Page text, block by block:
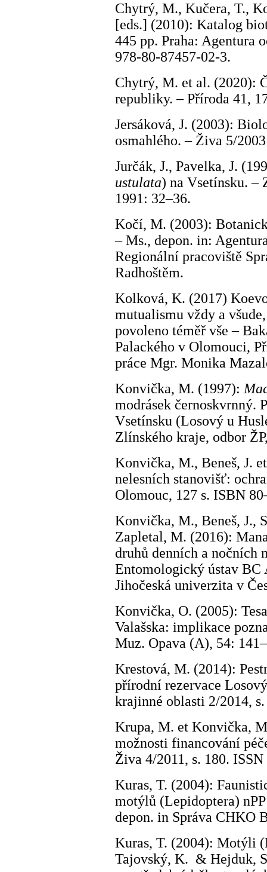
Chytrý, M., Kučera, T.,
[eds.] (2010): Katalog
445 pp. Praha: Agentura
978-80-87457-02-3.
Chytrý, M. et al. (2020):
republiky. – Příroda 41,
Jersáková, J. (2003):
osmahlého. – Živa 5/
Jurčák, J., Pavelka, J.
ustulata) na Vsetínsku. –
1991: 32–36.
Kočí, M. (2003):
– Ms., depon. in:
Regionální pracoviště
Radhoštěm.
Kolková, K. (2017)
mutualismu vždy a
povoleno téměř vše –
Palackého v Olomouci,
práce Mgr. Monika
Konvička, M. (1997):
modrásek černoskvrnný.
Vsetínsku (Losový u
Zlínského kraje, odbor
Konvička, M., Beneš, J.
nelesních stanovišť:
Olomouc, 127 s. ISBN
Konvička, M., Beneš, J.,
Zapletal, M. (2016):
druhů denních a nočních
Entomologický ústav BC
Jihočeská univerzita v
Konvička, O. (2005):
Valašska: implikace
Muz. Opava (A), 54:
Krestová, M. (2014):
přírodní rezervace
krajinné oblasti 2/2014,
Krupa, M. et Konvička,
možnosti financování
Živa 4/2011, s. 180.
Kuras, T. (2004):
motýlů (Lepidoptera)
depon. in Správa CHKO
Kuras, T. (2004): Motýli
Tajovský, K. & Hejduk,